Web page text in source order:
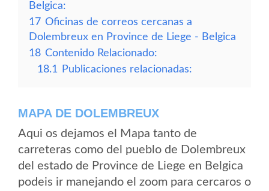
Belgica:
17 Oficinas de correos cercanas a
Dolembreux en Province de Liege - Belgica
18 Contenido Relacionado:
18.1
Publicaciones relacionadas:
MAPA DE DOLEMBREUX
Aqui os dejamos el Mapa tanto de
carreteras como del pueblo de Dolembreux
del estado de Province de Liege en Belgica
podeis ir manejando el zoom para cercaros o